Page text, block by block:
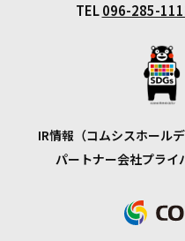
TEL096-285-
IR情報（コムシスホールデ
パートナー会社プライ